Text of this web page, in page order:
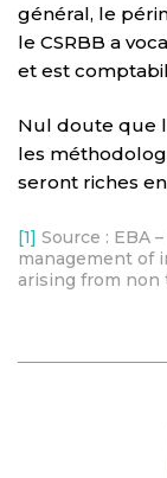
général, le
le CSRBB a
et est
Nul doute que
les
seront riches
[1] Source : EBA
management of
arising from non